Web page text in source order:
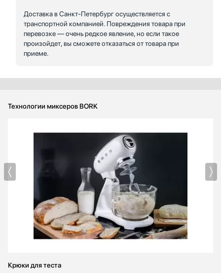
Доставка в Санкт-Петербург осуществляется с
транспортной компанией. Повреждения товара при
перевозке — очень редкое явление, но если такое
произойдет, вы сможете отказаться от товара при
приеме.
Технологии миксеров BORK
Крюки для теста